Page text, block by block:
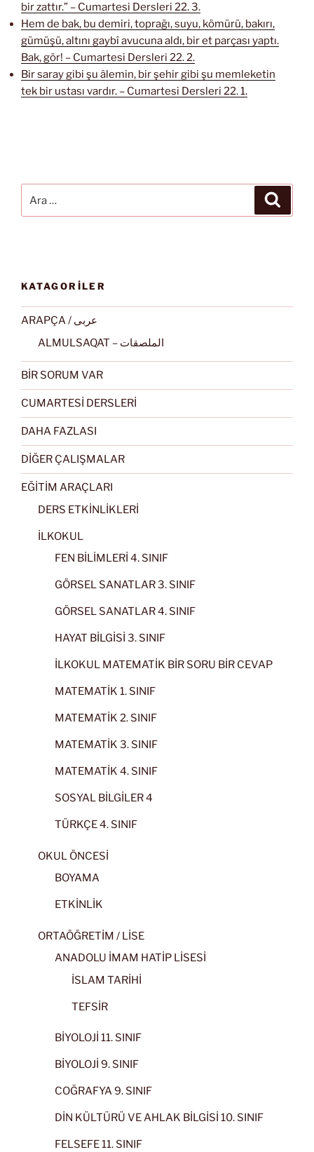
bir zattır.” – Cumartesi Dersleri 22. 3.
Hem de bak, bu demiri, toprağı, suyu, kömürü, bakırı,
gümüşü, altını gaybî avucuna aldı, bir et parçası yaptı.
Bak, gör! – Cumartesi Dersleri 22. 2.
Bir saray gibi şu âlemin, bir şehir gibi şu memleketin
tek bir ustası vardır. – Cumartesi Dersleri 22. 1.
KATAGORİLER
ARAPÇA / عربى
ALMULSAQAT – الملصقات
BİR SORUM VAR
CUMARTESİ DERSLERİ
DAHA FAZLASI
DİĞER ÇALIŞMALAR
EĞİTİM ARAÇLARI
DERS ETKİNLİKLERİ
İLKOKUL
FEN BİLİMLERİ 4. SINIF
GÖRSEL SANATLAR 3. SINIF
GÖRSEL SANATLAR 4. SINIF
HAYAT BİLGİSİ 3. SINIF
İLKOKUL MATEMATİK BİR SORU BİR CEVAP
MATEMATİK 1. SINIF
MATEMATİK 2. SINIF
MATEMATİK 3. SINIF
MATEMATİK 4. SINIF
SOSYAL BİLGİLER 4
TÜRKÇE 4. SINIF
OKUL ÖNCESİ
BOYAMA
ETKİNLİK
ORTAÖĞRETİM / LİSE
ANADOLU İMAM HATİP LİSESİ
İSLAM TARİHİ
TEFSİR
BİYOLOJİ 11. SINIF
BİYOLOJİ 9. SINIF
COĞRAFYA 9. SINIF
DİN KÜLTÜRÜ VE AHLAK BİLGİSİ 10. SINIF
FELSEFE 11. SINIF